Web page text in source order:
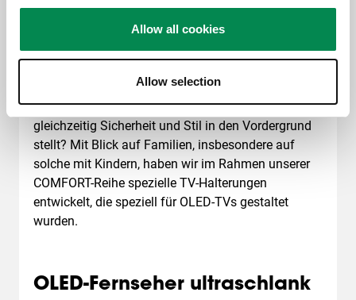
Allow all cookies
Allow selection
Sind Sie auf der Suche nach einer OLED-TV-
Halterung, die sich flexibel schwenken lässt und
gleichzeitig Sicherheit und Stil in den Vordergrund
stellt? Mit Blick auf Familien, insbesondere auf
solche mit Kindern, haben wir im Rahmen unserer
COMFORT-Reihe spezielle TV-Halterungen
entwickelt, die speziell für OLED-TVs gestaltet
wurden.
OLED-Fernseher ultraschlank